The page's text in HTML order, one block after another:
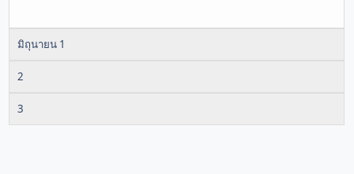
มิถุนายน 1
2
3